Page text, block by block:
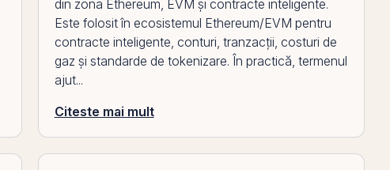
din zona Ethereum, EVM și contracte inteligente.
Este folosit în ecosistemul Ethereum/EVM pentru
contracte inteligente, conturi, tranzacții, costuri de
gaz și standarde de tokenizare. În practică, termenul
ajut...
Citeste mai mult